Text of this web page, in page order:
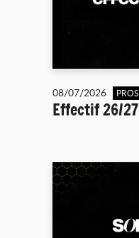
08/07/2026 PROS
Effectif 26/27